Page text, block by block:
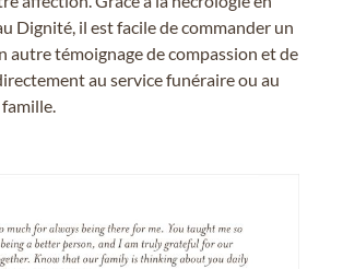
Dignité, il est facile de commander un
autre témoignage de compassion et de
au service funéraire ou au